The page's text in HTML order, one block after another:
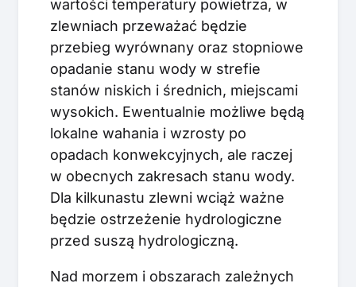
wartości temperatury powietrza, w
zlewniach przeważać będzie
przebieg wyrównany oraz stopniowe
opadanie stanu wody w strefie
stanów niskich i średnich, miejscami
wysokich. Ewentualnie możliwe będą
lokalne wahania i wzrosty po
opadach konwekcyjnych, ale raczej
w obecnych zakresach stanu wody.
Dla kilkunastu zlewni wciąż ważne
będzie ostrzeżenie hydrologiczne
przed suszą hydrologiczną.
Nad morzem i obszarach zależnych